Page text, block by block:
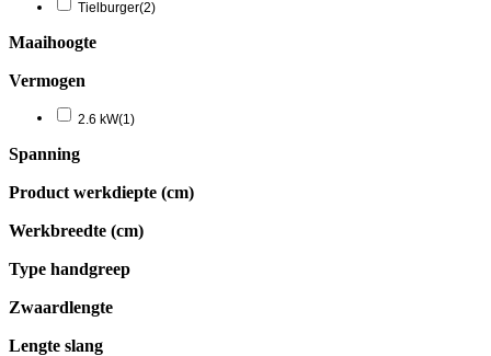
Tielburger(2)
Maaihoogte
Vermogen
2.6 kW(1)
Spanning
Product werkdiepte (cm)
Werkbreedte (cm)
Type handgreep
Zwaardlengte
Lengte slang